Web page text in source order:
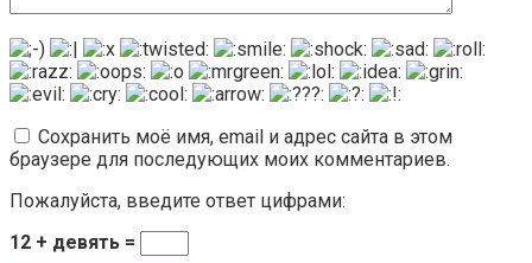
Сохранить моё имя, email и адрес сайта в этом
браузере для последующих моих комментариев.
Пожалуйста, введите ответ цифрами:
12 + девять =